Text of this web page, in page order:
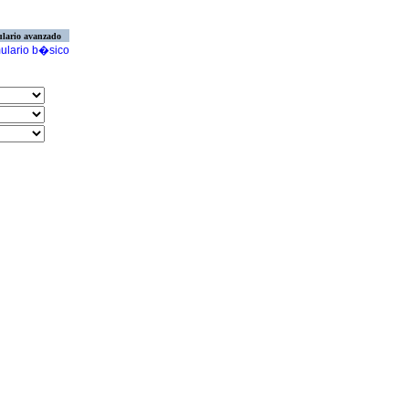
avanzado
b�sico